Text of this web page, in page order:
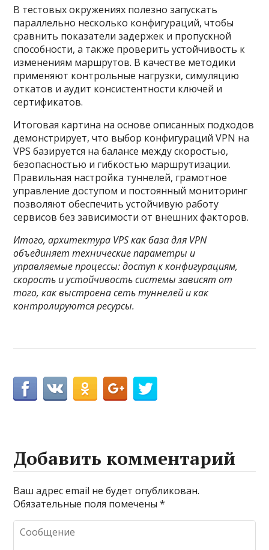
В тестовых окружениях полезно запускать
параллельно несколько конфигураций, чтобы
сравнить показатели задержек и пропускной
способности, а также проверить устойчивость к
изменениям маршрутов. В качестве методики
применяют контрольные нагрузки, симуляцию
откатов и аудит консистентности ключей и
сертификатов.
Итоговая картина на основе описанных подходов
демонстрирует, что выбор конфигураций VPN на
VPS базируется на балансе между скоростью,
безопасностью и гибкостью маршрутизации.
Правильная настройка туннелей, грамотное
управление доступом и постоянный мониторинг
позволяют обеспечить устойчивую работу
сервисов без зависимости от внешних факторов.
Итого, архитектура VPS как база для VPN
объединяет технические параметры и
управляемые процессы: доступ к конфигурациям,
скорость и устойчивость системы зависят от
того, как выстроена сеть туннелей и как
контролируются ресурсы.
Добавить комментарий
Ваш адрес email не будет опубликован.
Обязательные поля помечены*